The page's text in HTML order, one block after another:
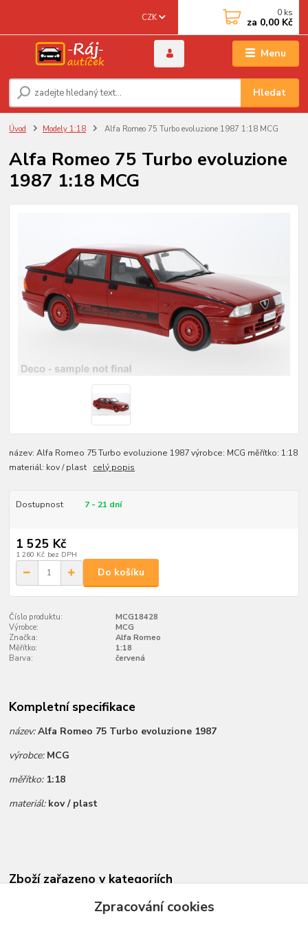
Menu
CZK
Hledat
0 ks
za 0,00 Kč
Úvod Modely 1:18 Alfa Romeo 75 Turbo evoluzione 1987 1:18 MCG
Alfa Romeo 75 Turbo evoluzione
1987 1:18 MCG
název: Alfa Romeo 75 Turbo evoluzione 1987 výrobce: MCG měřítko: 1:18
materiál: kov / plast celý popis
Dostupnost 7 - 21 dní
1 525 Kč
1 260 Kč bez DPH
Do košíku
Číslo produktu:
MCG18428
Výrobce:
MCG
Značka:
Alfa Romeo
Měřítko:
1:18
Barva:
červená
Kompletní specifikace
název:Alfa Romeo 75 Turbo evoluzione 1987
výrobce: MCG
měřítko: 1:18
materiál: kov / plast
Zboží zařazeno v kategoriích
Novinky dle data přidáníZpracování cookies